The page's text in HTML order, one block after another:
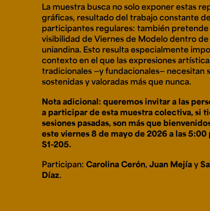
La muestra busca no solo exponer estas
gráficas, resultado del trabajo constante
participantes regulares: también
visibilidad de Viernes de Modelo dentro
uniandina. Esto resulta especialmente
contexto en el que las expresiones
tradicionales —y fundacionales— necesitan
sostenidas y valoradas más que nunca.
Nota adicional: queremos invitar a las
a participar de esta muestra colectiva, si
sesiones pasadas, son más que
este viernes 8 de mayo de 2026 a las 5:00
S1-205.
Participan: Carolina Cerón,Juan Mejíay
Díaz.